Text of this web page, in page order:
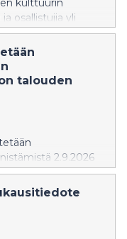
kulttuurin
osallistujia yli
Tapiolassa.
kirjallisuutta,
talouden
2.9.2026
koko
enintään 10